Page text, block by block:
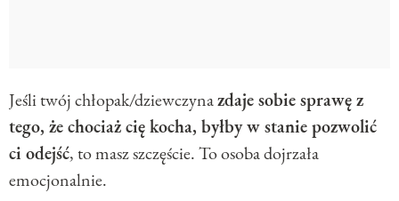
Jeśli twój chłopak/dziewczynazdaje sobie sprawę z
tego, że chociaż cię kocha, byłby w stanie pozwolić
ci odejść, to masz szczęście. To osoba dojrzała
emocjonalnie.